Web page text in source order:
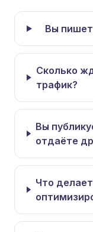
Вы
Сколько
трафик?
Вы
отдаёте
Что